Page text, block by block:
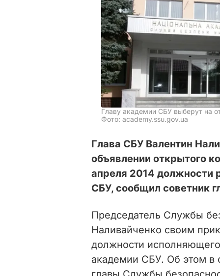
Главу академии СБУ выберут на
Фото: academy.ssu.gov.ua
Глава СБУ Валентин
объявлении открытого
апреля 2014 должности
СБУ, сообщил советник
Председатель Службы
Наливайченко своим
должности
академии СБУ. Об этом в